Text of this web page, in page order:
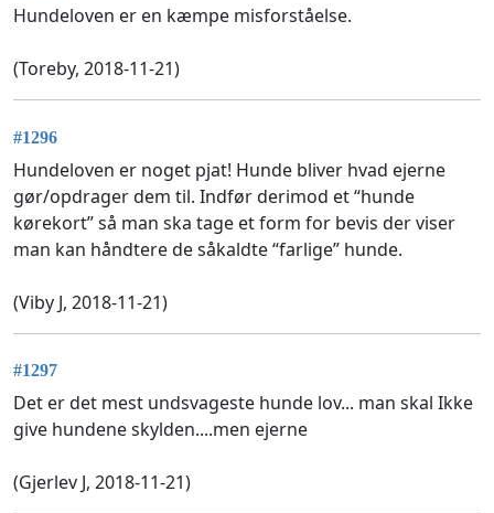
Hundeloven er en kæmpe misforståelse.
(Toreby, 2018-11-21)
#1296
Hundeloven er noget pjat! Hunde bliver hvad ejerne
gør/opdrager dem til. Indfør derimod et “hunde
kørekort” så man ska tage et form for bevis der viser
man kan håndtere de såkaldte “farlige” hunde.
(Viby J, 2018-11-21)
#1297
Det er det mest undsvageste hunde lov... man skal Ikke
give hundene skylden....men ejerne
(Gjerlev J, 2018-11-21)